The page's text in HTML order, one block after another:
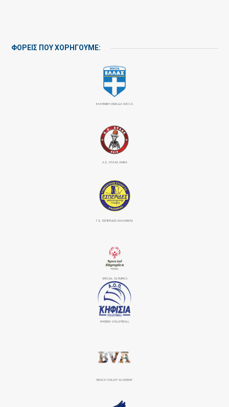
ΦΟΡΕΙΣ ΠΟΥ ΧΟΡΗΓΟΥΜΕ:
ΕΛΛΗΝΙΚΗ ΟΜΑΔΑ SOCCA
Α.Σ. ΑΤΛΑΣ ΑΜΕΑ
Γ.Σ. ΕΣΠΕΡΙΔΕΣ ΚΑΛΛΙΘΕΑΣ
SPECIAL OLYMPICS
ΚΗΦΙΣΙΆ VOLLEYBALL
BEACH VOLLEY ACADEMY